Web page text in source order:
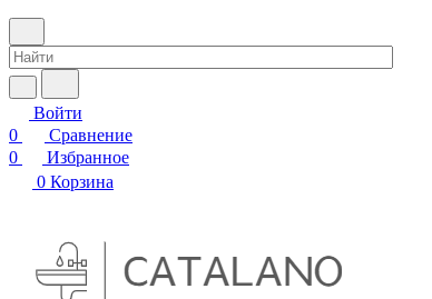
Войти
0
Сравнение
0
Избранное
0 Корзина